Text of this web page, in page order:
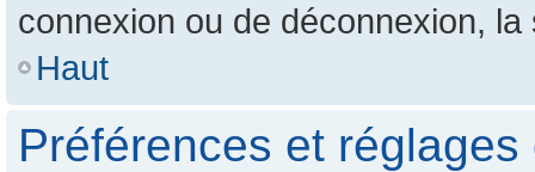
connexion ou de déconnexion,
Haut
Préférences et